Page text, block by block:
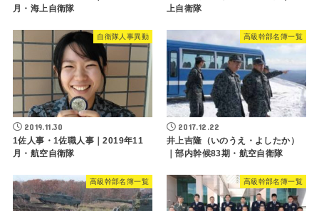
月・海上自衛隊
上自衛隊
自衛隊人事異動
2019.11.30
1佐人事・1佐職人事｜2019年11
月・航空自衛隊
高級幹部名簿一覧
2017.12.22
井上吉隆（いのうえ・よしたか）
｜部内幹候83期・航空自衛隊
高級幹部名簿一覧 高級幹部名簿一覧